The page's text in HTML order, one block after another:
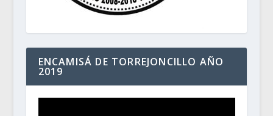
ENCAMISÁ DE TORREJONCILLO AÑO
2019